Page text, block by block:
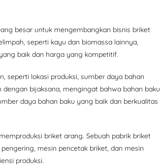
besar untuk mengembangkan bisnis briket
seperti kayu dan biomassa lainnya,
baik dan harga yang kompetitif.
seperti lokasi produksi, sumber daya bahan
dengan bijaksana, mengingat bahwa bahan baku
daya bahan baku yang baik dan berkualitas
briket arang. Sebuah pabrik briket
mesin pencetak briket, dan mesin
produksi.